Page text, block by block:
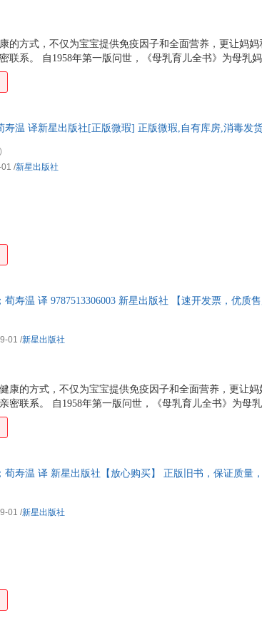
的方式，不仅为宝宝提供免疫因子和全面营养，更让妈
联系。 自1958年第一版问世，《母乳育儿全书》为母乳
的哺乳指南书。本书为全新修订升级的第8版，美国300多
产和难产的妈妈们安心的哺乳策略 ★根据宝宝的年龄详
乳喂养困惑
寿温 译新星出版社[正版微瑕] 正版微瑕,自有库房,消毒发
/新星出版社
寿温 译 9787513306003 新星出版社 【速开发票，优质
康的方式，不仅为宝宝提供免疫因子和全面营养，更让妈
密联系。 自1958年第一版问世，《母乳育儿全书》为母
业的哺乳指南书。本书为全新修订升级的第8版，美国畅
★让剖宫产和难产的妈妈们安心的哺乳策略 ★根据宝宝的
你正为母乳喂
01 /新星出版社
荀寿温 译 新星出版社【放心购买】 正版旧书，保证质量
01 /新星出版社